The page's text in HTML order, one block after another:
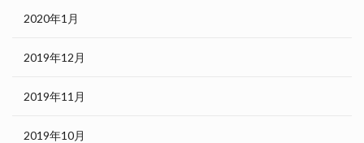
2020年1月
2019年12月
2019年11月
2019年10月